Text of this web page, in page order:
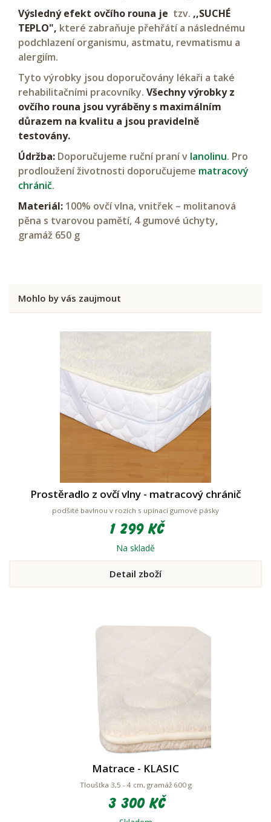
Výsledný efekt ovčího rouna je tzv. ,,SUCHÉ
TEPLO", které zabraňuje přehřátí a následnému
podchlazení organismu, astmatu, revmatismu a
alergiím.
Tyto výrobky jsou doporučovány lékaři a také
rehabilitačními pracovníky. Všechny výrobky z
ovčího rouna jsou vyráběny s maximálním
důrazem na kvalitu a jsou pravidelně
testovány.
Údržba: Doporučujeme ruční praní v lanolinu. Pro
prodloužení životnosti doporučujeme matracový
chránič.
Materiál: 100% ovčí vlna, vnitřek – molitanová
pěna s tvarovou pamětí, 4 gumové úchyty,
gramáž 650 g
Mohlo by vás zaujmout
Prostěradlo z ovčí vlny - matracový chránič
podšité bavlnou v rozích s upínací gumové pásky
1 299 Kč
Na skladě
Detail zboží
Matrace - KLASIC
Tloušťka 3,5 - 4 cm, gramáž 600 g
3 300 Kč